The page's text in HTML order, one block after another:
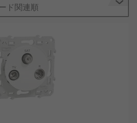
くの場合フェイスプレート
ト)が付属し、壁にねじで取
まな材質があり、より美し
す。
庭や職場などでよく見かけ
信号を必要とするテレビが
くこのソケットが配置され
ド関連順